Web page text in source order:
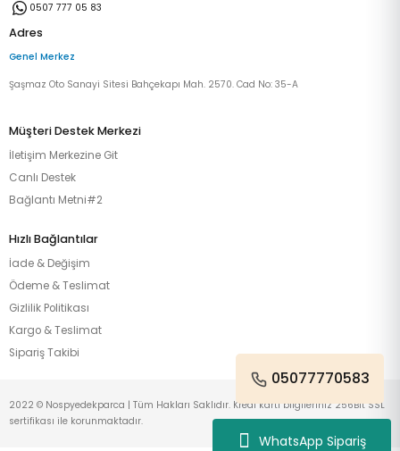
WhatsApp Sipariş
0507 777 05 83
Adres
Genel Merkez
Şaşmaz Oto Sanayi Sitesi Bahçekapı Mah. 2570. Cad No: 35-A
Müşteri Destek Merkezi
İletişim Merkezine Git
Canlı Destek
Bağlantı Metni#2
Hızlı Bağlantılar
İade & Değişim
Ödeme & Teslimat
Gizlilik Politikası
Kargo & Teslimat
Sipariş Takibi
05077770583
2022 © Nospyedekparca | Tüm Hakları Saklıdır. Kredi kartı bilgileriniz 256Bit SSL
sertifikası ile korunmaktadır.